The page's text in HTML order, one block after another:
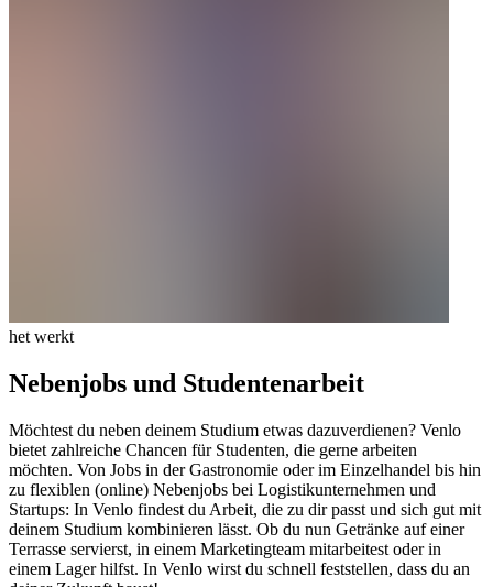
het werkt
Nebenjobs und Studentenarbeit
Möchtest du neben deinem Studium etwas dazuverdienen? Venlo
bietet zahlreiche Chancen für Studenten, die gerne arbeiten
möchten. Von Jobs in der Gastronomie oder im Einzelhandel bis hin
zu flexiblen (online) Nebenjobs bei Logistikunternehmen und
Startups: In Venlo findest du Arbeit, die zu dir passt und sich gut mit
deinem Studium kombinieren lässt. Ob du nun Getränke auf einer
Terrasse servierst, in einem Marketingteam mitarbeitest oder in
einem Lager hilfst. In Venlo wirst du schnell feststellen, dass du an